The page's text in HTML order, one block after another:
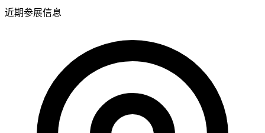
近期参展信息